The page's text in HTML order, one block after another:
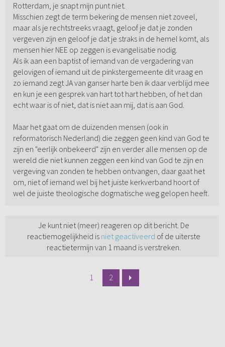
Rotterdam, je snapt mijn punt niet.
Misschien zegt de term bekering de mensen niet zoveel,
maar als je rechtstreeks vraagt, geloof je dat je zonden
vergeven zijn en geloof je dat je straks in de hemel komt, als
mensen hier NEE op zeggen is evangelisatie nodig.
Als ik aan een baptist of iemand van de vergadering van
gelovigen of iemand uit de pinkstergemeente dit vraag en
zo iemand zegt JA van ganser harte ben ik daar verblijd mee
en kun je een gesprek van hart tot hart hebben, of het dan
echt waar is of niet, dat is niet aan mij, dat is aan God.
Maar het gaat om de duizenden mensen (ook in
reformatorisch Nederland) die zeggen geen kind van God te
zijn en "eerlijk onbekeerd" zijn en verder alle mensen op de
wereld die niet kunnen zeggen een kind van God te zijn en
vergeving van zonden te hebben ontvangen, daar gaat het
om, niet of iemand wel bij het juiste kerkverband hoort of
wel de juiste theologische dogmatische weg gelopen heeft.
Je kunt niet (meer) reageren op dit bericht. De
reactiemogelijkheid is niet geactiveerd of de uiterste
reactietermijn van 1 maand is verstreken.
1 2